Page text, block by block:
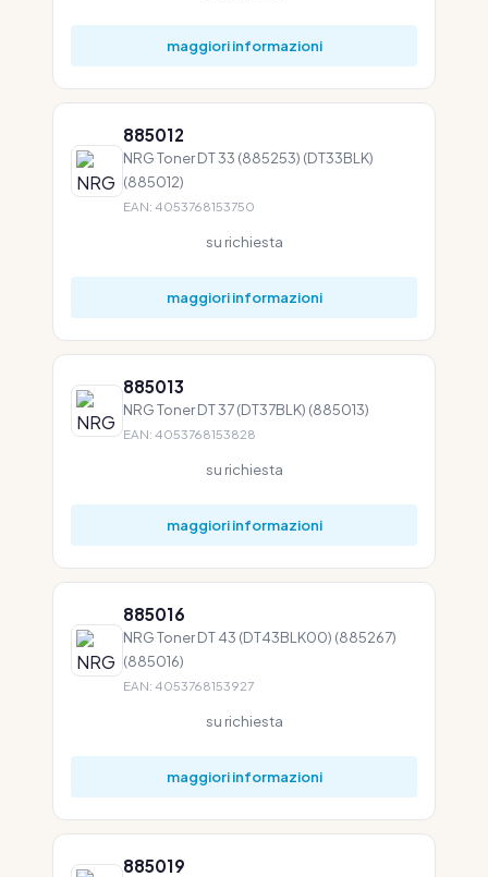
maggiori informazioni
885012
NRG Toner DT 33 (885253) (DT33BLK)
(885012)
EAN: 4053768153750
su richiesta
maggiori informazioni
885013
NRG Toner DT 37 (DT37BLK) (885013)
EAN: 4053768153828
su richiesta
maggiori informazioni
885016
NRG Toner DT 43 (DT43BLK00) (885267)
(885016)
EAN: 4053768153927
su richiesta
maggiori informazioni
885019